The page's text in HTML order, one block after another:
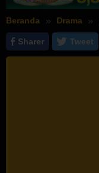
Beranda Drama
Sharer Tweet